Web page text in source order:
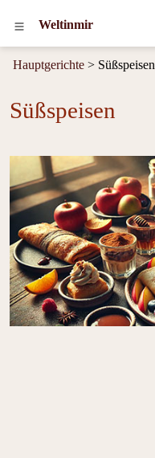
Weltinmir
Hauptgerichte > Süßspeisen
Süßspeisen